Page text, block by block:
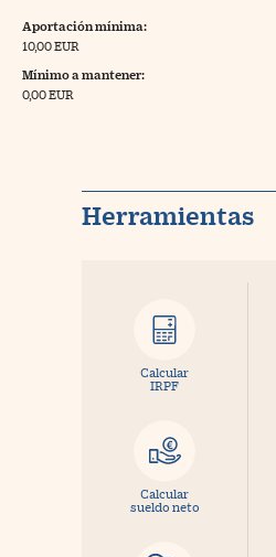
Aportación mínima:
10,00 EUR
Mínimo a mantener:
0,00 EUR
Herramientas
Calcular
IRPF
Calcular
sueldo neto